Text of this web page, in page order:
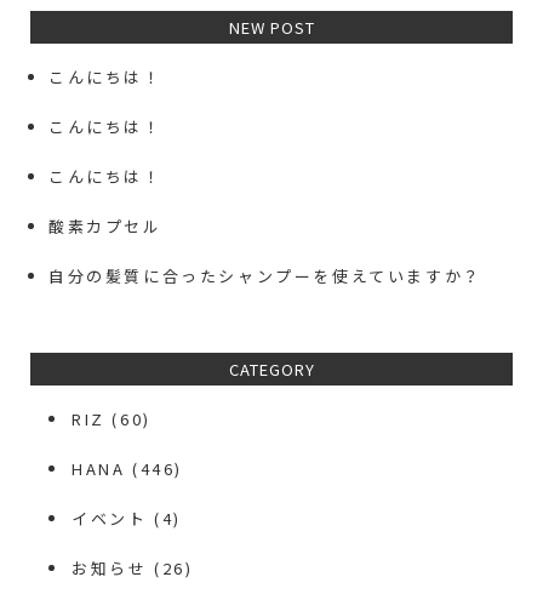
NEW POST
こんにちは！
こんにちは！
こんにちは！
酸素カプセル
自分の髪質に合ったシャンプーを使えていますか？
CATEGORY
RIZ (60)
HANA (446)
イベント (4)
お知らせ (26)